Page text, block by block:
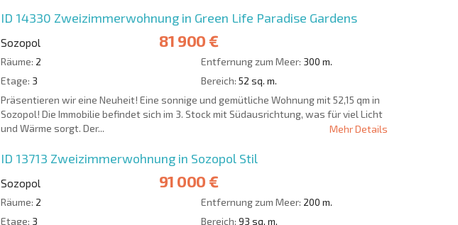
ID 14330 Zweizimmerwohnung in Green Life Paradise Gardens
Sozopol 81 900 €
Räume: 2 Entfernung zum Meer: 300 m.
Etage: 3 Bereich: 52 sq. m.
Präsentieren wir eine Neuheit! Eine sonnige und gemütliche Wohnung mit 52,15 qm in
Sozopol! Die Immobilie befindet sich im 3. Stock mit Südausrichtung, was für viel Licht
und Wärme sorgt. Der...
Mehr Details
ID 13713 Zweizimmerwohnung in Sozopol Stil
Sozopol 91 000 €
Räume: 2 Entfernung zum Meer: 200 m.
Etage: 3 Bereich: 93 sq. m.